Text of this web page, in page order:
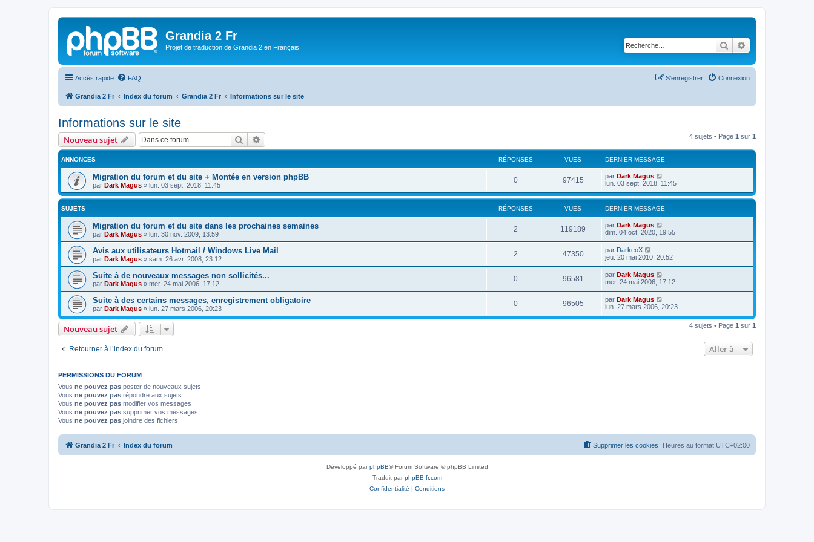
Grandia 2 Fr
Projet de traduction de Grandia 2 en Français Rechercher
Accès rapide FAQ Connexion
S’enregistrer
Grandia 2 Fr Index du forum Grandia 2 Fr Informations sur le site
Informations sur le site
Nouveau sujet Rechercher 4 sujets • Page 1 sur 1
ANNONCES RÉPONSES VUES DERNIER MESSAGE
Migration du forum et du site + Montée en version phpBB
par Dark Magus » lun. 03 sept. 2018, 11:45
0 97415 par Dark Magus
lun. 03 sept. 2018, 11:45
SUJETS RÉPONSES VUES DERNIER MESSAGE
Migration du forum et du site dans les prochaines semaines
par Dark Magus » lun. 30 nov. 2009, 13:59
2 119189 par Dark Magus
dim. 04 oct. 2020, 19:55
Avis aux utilisateurs Hotmail / Windows Live Mail
par Dark Magus » sam. 26 avr. 2008, 23:12
2 47350 par DarkeoX
jeu. 20 mai 2010, 20:52
Suite à de nouveaux messages non sollicités...
par Dark Magus » mer. 24 mai 2006, 17:12
0 96581 par Dark Magus
mer. 24 mai 2006, 17:12
Suite à des certains messages, enregistrement obligatoire
par Dark Magus » lun. 27 mars 2006, 20:23
0 96505 par Dark Magus
lun. 27 mars 2006, 20:23
Nouveau sujet 4 sujets • Page 1 sur 1
Retourner à l’index du forum Aller à
PERMISSIONS DU FORUM
Vous ne pouvez pas poster de nouveaux sujets
Vous ne pouvez pas répondre aux sujets
Vous ne pouvez pas modifier vos messages
Vous ne pouvez pas supprimer vos messages
Vous ne pouvez pas joindre des fichiers
Grandia 2 Fr Index du forum Heures au format UTC+02:00
Supprimer les cookies
Développé parphpBB® Forum Software © phpBB Limited
Traduit parphpBB-fr.com
Confidentialité | Conditions